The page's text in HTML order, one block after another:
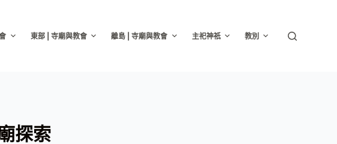
東部 | 寺廟與教會 離島 | 寺廟與教會 主祀神祇 教別
探索